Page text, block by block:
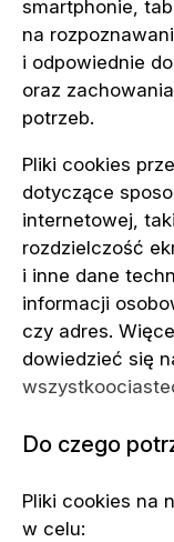
smartphonie,
na
i odpowiednie
oraz
potrzeb.
Pliki cookies
dotyczące
internetowej,
rozdzielczość
i inne dane
informacji
czy adres.
dowiedzieć się
Do czego
Pliki cookies na
w celu: